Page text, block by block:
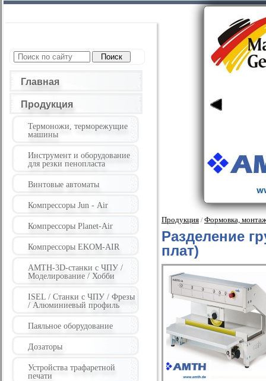
Главная
Продукция
Термоножи, терморежущие
машины
Инструмент и оборудование
для резки пенопласта
Винтовые автоматы
Компрессоры Jun - Air
Компрессоры Planet-Air
Компрессоры EKOM-AIR
AMTH-3D-станки с ЧПУ /
Моделирование / Хобби
ISEL / Станки с ЧПУ / Фрезы
/ Алюминиевый профиль
Паяльное оборудование
Дозаторы
Устройства трафаретной
печати
Продукция / Формовка,
Разделение
плат)